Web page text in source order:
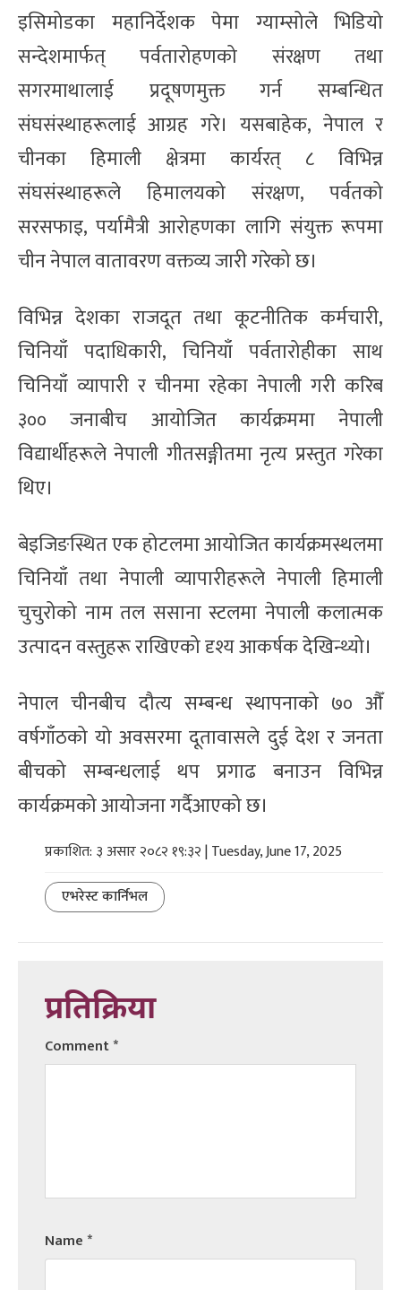
इसिमोडका महानिर्देशक पेमा ग्याम्सोले भिडियो
सन्देशमार्फत् पर्वतारोहणको संरक्षण तथा
सगरमाथालाई प्रदूषणमुक्त गर्न सम्बन्धित
संघसंस्थाहरूलाई आग्रह गरे। यसबाहेक, नेपाल र
चीनका हिमाली क्षेत्रमा कार्यरत् ८ विभिन्न
संघसंस्थाहरूले हिमालयको संरक्षण, पर्वतको
सरसफाइ, पर्यामैत्री आरोहणका लागि संयुक्त रूपमा
चीन नेपाल वातावरण वक्तव्य जारी गरेको छ।
विभिन्न देशका राजदूत तथा कूटनीतिक कर्मचारी,
चिनियाँ पदाधिकारी, चिनियाँ पर्वतारोहीका साथ
चिनियाँ व्यापारी र चीनमा रहेका नेपाली गरी करिब
३०० जनाबीच आयोजित कार्यक्रममा नेपाली
विद्यार्थीहरूले नेपाली गीतसङ्गीतमा नृत्य प्रस्तुत गरेका
थिए।
बेइजिङस्थित एक होटलमा आयोजित कार्यक्रमस्थलमा
चिनियाँ तथा नेपाली व्यापारीहरूले नेपाली हिमाली
चुचुरोको नाम तल ससाना स्टलमा नेपाली कलात्मक
उत्पादन वस्तुहरू राखिएको दृश्य आकर्षक देखिन्थ्यो।
नेपाल चीनबीच दौत्य सम्बन्ध स्थापनाको ७० औँ
वर्षगाँठको यो अवसरमा दूतावासले दुई देश र जनता
बीचको सम्बन्धलाई थप प्रगाढ बनाउन विभिन्न
कार्यक्रमको आयोजना गर्दैआएको छ।
प्रकाशित: ३ असार २०८२ १९:३२ | Tuesday, June 17, 2025
एभरेस्ट कार्निभल
प्रतिक्रिया
Comment*
Name*